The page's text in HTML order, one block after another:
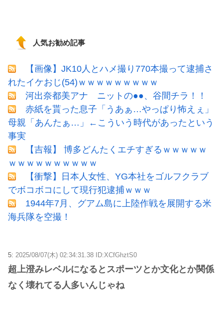
人気お勧め記事
【画像】JK10人とハメ撮り770本撮って逮捕さ
れたイケおじ(54)ｗｗｗｗｗｗｗｗｗ
河出奈都美アナ ニットの●●、谷間チラ！！
赤紙を貰った息子「うあぁ…やっぱり怖えぇ」
母親「あんたぁ…」←こういう時代があったという
事実
【吉報】 博多どんたくエチすぎるｗｗｗｗｗ
ｗｗｗｗｗｗｗｗｗｗ
【衝撃】日本人女性、YG本社をゴルフクラブ
でボコボコにして現行犯逮捕ｗｗｗ
1944年7月、グアム島に上陸作戦を展開する米
海兵隊を空撮！
5: 2025/08/07(木) 02:34:31.38 ID:XCfGhztS0
超上澄みレベルになるとスポーツとか文化とか関係
なく壊れてる人多いんじゃね